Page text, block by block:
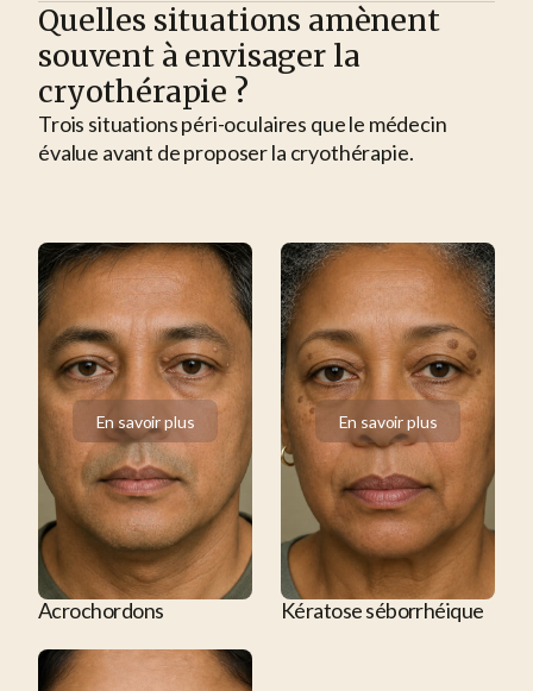
Quelles situations amènent
souvent à envisager la
cryothérapie ?
Trois situations péri-oculaires que le médecin
évalue avant de proposer la cryothérapie.
En savoir plus
En savoir plus
Acrochordons
En savoir plus
En savoir plus
Kératose séborrhéique